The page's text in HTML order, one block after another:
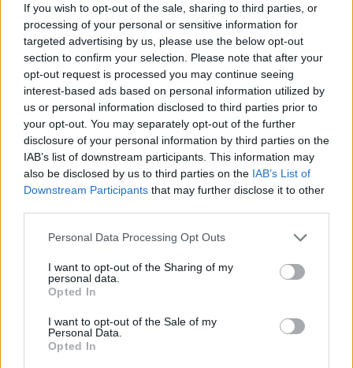
If you wish to opt-out of the sale, sharing to third parties, or
processing of your personal or sensitive information for
targeted advertising by us, please use the below opt-out
section to confirm your selection. Please note that after your
opt-out request is processed you may continue seeing
interest-based ads based on personal information utilized by
us or personal information disclosed to third parties prior to
your opt-out. You may separately opt-out of the further
disclosure of your personal information by third parties on the
IAB’s list of downstream participants. This information may
also be disclosed by us to third parties on the IAB’s List of
Downstream Participants that may further disclose it to other
Please note that this website/app uses one or more Google
not limited to your visit or usage behaviour. You may click to
grant or deny consent to Google and its third-party tags to
use your data for below specified purposes in below Google
consent section.
Personal Data Processing Opt Outs
I want to opt-out of the Sharing of my
personal data.
Opted In
I want to opt-out of the Sale of my
Personal Data.
Opted In
Ο Άνταμ Σμιθ θα είναι ο παίκτης που
θα καλύψει το κενό του Νίκου
Παππά στην Ζιελόνα Γκόρα.
Νίκος Παππάς: Ακόμα μια
σπουδαία εμφάνιση με τη
Ζιελόνα Γκόρα
03/MAR/21 23:10
Ο Νίκος Παππάς ήταν για ακόμα μια φορά ο κορυφαίος της
Ζιελόνα Γκόρα, η οποία πήρε άνετα τη νίκη...
Νίκος Παππάς: Σούπερ
ντεμπούτο με την Ζιελόνα
Γκόρα (video)
25/FEB/21 21:13
Ο Νίκος Παπάς αγωνίστηκε για πρώτη φορά με τη φανέλα
αντίπαλο...